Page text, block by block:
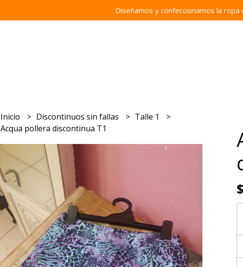
Diseñamos y confeccionamos la
Inicio Discontinuos sin fallas
Talle 1
Acqua pollera discontinua T1